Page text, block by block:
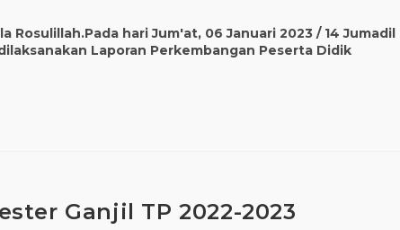
Rosulillah.Pada hari Jum'at, 06 Januari 2023 / 14 Jumadil
Laporan Perkembangan Peserta Didik
Ganjil TP 2022-2023